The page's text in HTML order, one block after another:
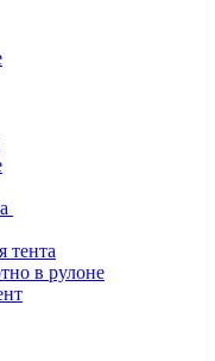
тента
в рулоне